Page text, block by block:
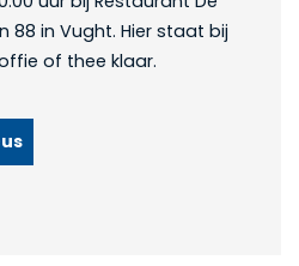
88 in Vught. Hier staat bij
of thee klaar.